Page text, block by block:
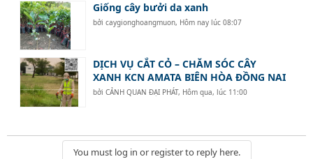
Giống cây bưởi da xanh
bởicaygionghoangmuon, Hôm nay lúc 08:07
DỊCH VỤ CẮT CỎ – CHĂM SÓC CÂY
XANH KCN AMATA BIÊN HÒA ĐỒNG NAI
bởiCẢNH QUAN ĐẠI PHÁT, Hôm qua, lúc 11:00
You must log in or register to reply here.